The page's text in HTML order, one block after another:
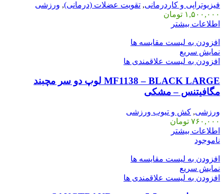
فیزیوتراپی و کاردرمانی, تقویت عضلات (درمانی), ورزشی
۱,۵۰۰,۰۰۰ تومان
اطلاعات بیشتر
افزودن به لیست مقایسه ها
نمایش سریع
افزودن به لیست علاقمندی ها
MF1138 – BLACK LARGE لوپ دو سر مچبند
مگافیتنس – مشکی
ورزشی, کش و تیوب ورزشی
۷۶۰,۰۰۰ تومان
اطلاعات بیشتر
ناموجود
افزودن به لیست مقایسه ها
نمایش سریع
افزودن به لیست علاقمندی ها